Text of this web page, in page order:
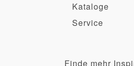
Kataloge
Service
Finde mehr